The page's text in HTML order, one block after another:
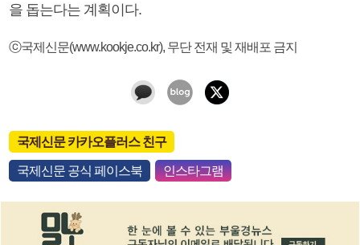
을 돕는다는 계획이다.
ⓒ국제신문(www.kookje.co.kr), 무단 전재 및 재배포 금지
국제신문 카카오플러스 친구
국제신문 공식 페이스북 인스타그램